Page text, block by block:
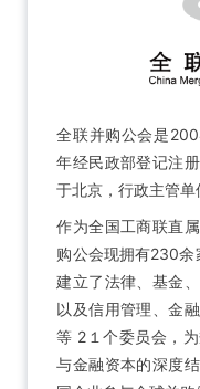
全联并购公会是
年经民政部登记注
于北京，行政主管单
作为全国工商联直
购公会现拥有230余
建立了法律、基金
以及信用管理、金
等 2１个委员会，
与金融资本的深度